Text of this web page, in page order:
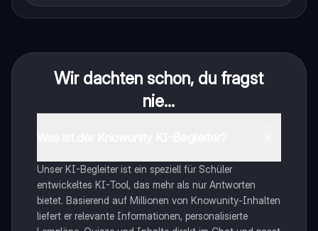
Wir dachten schon, du fragst
nie...
Unser KI-Begleiter ist ein speziell für Schüler
entwickeltes KI-Tool, das mehr als nur Antworten
bietet. Basierend auf Millionen von Knowunity-Inhalten
liefert er relevante Informationen, personalisierte